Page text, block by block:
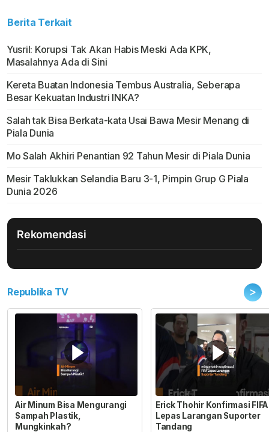
Berita Terkait
Yusril: Korupsi Tak Akan Habis Meski Ada KPK,
Masalahnya Ada di Sini
Kereta Buatan Indonesia Tembus Australia, Seberapa
Besar Kekuatan Industri INKA?
Salah tak Bisa Berkata-kata Usai Bawa Mesir Menang di
Piala Dunia
Mo Salah Akhiri Penantian 92 Tahun Mesir di Piala Dunia
Mesir Taklukkan Selandia Baru 3-1, Pimpin Grup G Piala
Dunia 2026
Rekomendasi
Republika TV >
Air Minum Bisa Mengurangi
Sampah Plastik,
Mungkinkah?
Erick Thohir Konfirmasi FIFA
Lepas Larangan Suporter
Tandang